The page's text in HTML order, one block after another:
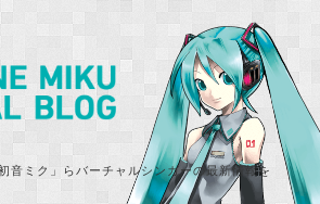
音ミク」らバーチャルシンガーの最新情報を